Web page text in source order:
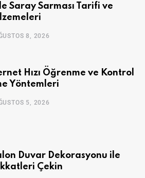
Saray Sarması Tarifi ve
8, 2026
Hızı Öğrenme ve Kontrol
Yöntemleri
5, 2026
Duvar Dekorasyonu ile
Çekin